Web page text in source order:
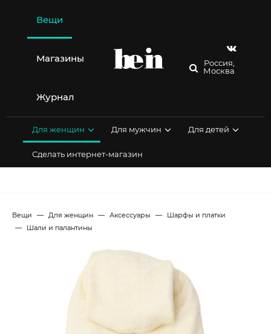
содержимому
Вещи
Магазины
Журнал
Россия,
Москва
Для женщин Для мужчин Для детей
Сделать интернет-магазин
Вещи Для женщин Аксессуары
Шарфы и платки
Шали и палантины